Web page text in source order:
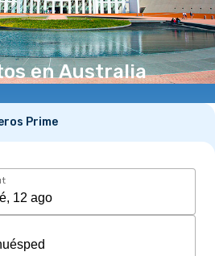
en Australia
Prime